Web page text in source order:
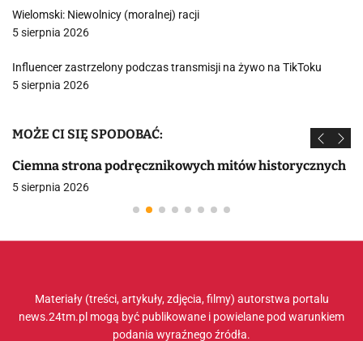
Wielomski: Niewolnicy (moralnej) racji
5 sierpnia 2026
Influencer zastrzelony podczas transmisji na żywo na TikToku
5 sierpnia 2026
MOŻE CI SIĘ SPODOBAĆ:
Ciemna strona podręcznikowych mitów historycznych
5 sierpnia 2026
Materiały (treści, artykuły, zdjęcia, filmy) autorstwa portalu
news.24tm.pl mogą być publikowane i powielane pod warunkiem
podania wyraźnego źródła.